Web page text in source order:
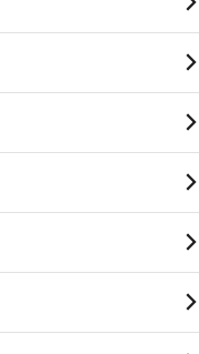
Kontakt
- Returer
-
Om cookies
Mine